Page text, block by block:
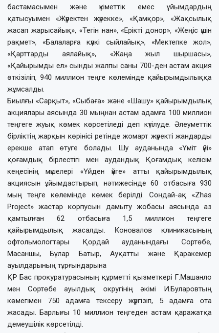
бастамасымен және үкіметтік емес ұйымдардың
қатысуымен «Жүректен жүрекке», «Қамқор», «Жақсылық
жасап жарысайық», «Тегін нан», «Ерікті донор», «Жеңіс үшін
рақмет», «Балаларға күлкі сыйлайық», «Мектепке жол»,
«Қарттарды аялайық», «Жаңа жыл шыршасы»,
«Қайырымды ел» сынды жалпы саны 700-ден астам акция
өткізіліп, 940 миллион теңге көлемінде қайырымдылыққа
жұмсалды.
Биылғы «Сарқыт», «Сыбаға» және «Шашу» қайырымдылық
акциялары аясында 30 мыңнан астам адамға 100 миллион
теңгеге жуық көмек көрсетіледі деп күтілуде. Әлеуметтік
бірліктің жарқын көрінісі ретінде жомарт жүректі жандарды
ерекше атап өтуге болады. Шу ауданында «Үміт үйі»
қоғамдық бірлестігі мен аудандық Қоғамдық келісім
кеңесінің мүшелері «Үйден үйге» атты қайырымдылық
акциясын ұйымдастырып, нәтижесінде 60 отбасыға 930
мың теңге көлемінде көмек берілді. Сондай-ақ «Zhas
Projeсt» жастар корпусын дамыту жобасы аясында аз
қамтылған 62 отбасыға 1,5 миллион теңгеге
қайырымдылық жасалды. Коновалов клиникасының
офтольмологтары Қордай ауданындағы Сортөбе,
Масаншы, Бұлар Батыр, Ауқатты және Қаракемер
ауылдарының тұрғындарына
ҚР Бас прокуратурасының құрметті қызметкері Г.Машанло
мен Сортөбе ауылдық округінің әкімі И.Буларовтың
көмегімен 750 адамға тексеру жүргізіп, 5 адамға ота
жасады. Барлығы 10 миллион теңгеден астам қаражатқа
демеушілік көрсетілді.